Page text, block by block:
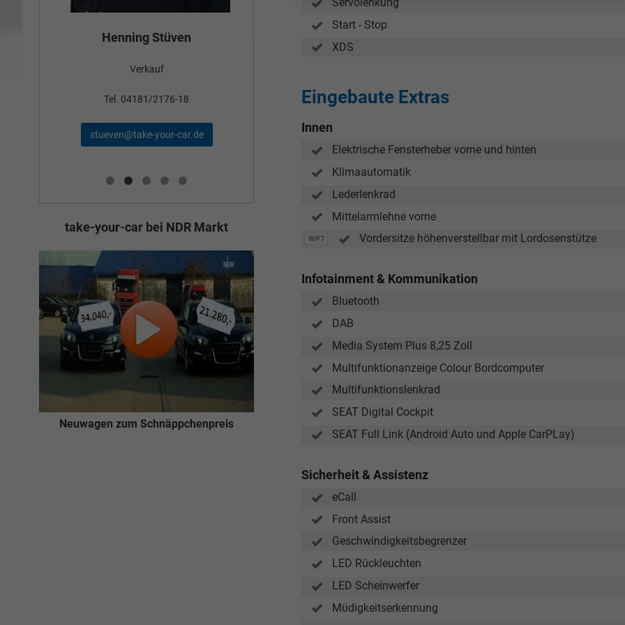
Start - Stop
XDS
Eingebaute Extras
Innen
Elektrische Fensterheber vorne und hinten
Klimaautomatik
Lederlenkrad
Mittelarmlehne vorne
WP7 Vordersitze höhenverstellbar mit Lordosenstütze
Infotainment & Kommunikation
Bluetooth
DAB
Media System Plus 8,25 Zoll
Multifunktionanzeige Colour Bordcomputer
Multifunktionslenkrad
SEAT Digital Cockpit
SEAT Full Link (Android Auto und Apple CarPLay)
Sicherheit & Assistenz
eCall
Front Assist
Geschwindigkeitsbegrenzer
LED Rückleuchten
LED Scheinwerfer
Müdigkeitserkennung
Henning Stüven
Verkauf
Tel. 04181/2176-18
stueven@take-your-car.de
Tel. 04181/2176-24
schael@take-your-car.de
take-your-car bei NDR Markt
Neuwagen zum Schnäppchenpreis